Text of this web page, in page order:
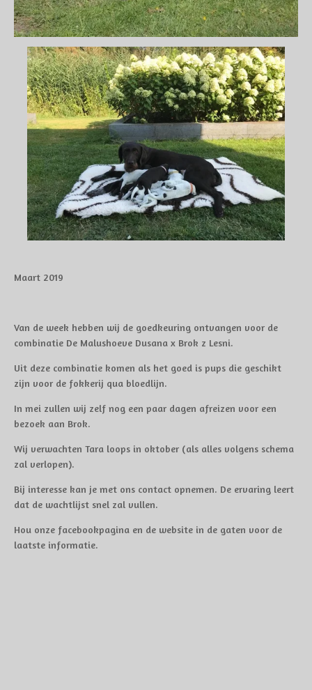
Maart 2019
Van de week hebben wij de goedkeuring ontvangen voor de
combinatie De Malushoeve Dusana x Brok z Lesni.
Uit deze combinatie komen als het goed is pups die geschikt
zijn voor de fokkerij qua bloedlijn.
In mei zullen wij zelf nog een paar dagen afreizen voor een
bezoek aan Brok.
Wij verwachten Tara loops in oktober (als alles volgens schema
zal verlopen).
Bij interesse kan je met ons contact opnemen. De ervaring leert
dat de wachtlijst snel zal vullen.
Hou onze facebookpagina en de website in de gaten voor de
laatste informatie.